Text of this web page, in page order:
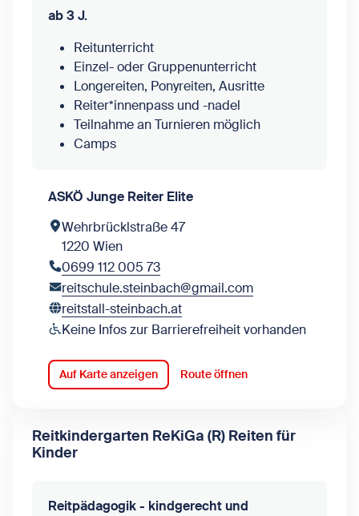
ab 3 J.
Reitunterricht
Einzel- oder Gruppenunterricht
Longereiten, Ponyreiten, Ausritte
Reiter*innenpass und -nadel
Teilnahme an Turnieren möglich
Camps
ASKÖ Junge Reiter Elite
Wehrbrücklstraße 47
1220 Wien
0699 112 005 73
reitschule.steinbach@gmail.com
reitstall-steinbach.at
Keine Infos zur Barrierefreiheit vorhanden
Auf Karte anzeigen Route öffnen
Reitkindergarten ReKiGa (R) Reiten für
Kinder
Reitpädagogik - kindgerecht und